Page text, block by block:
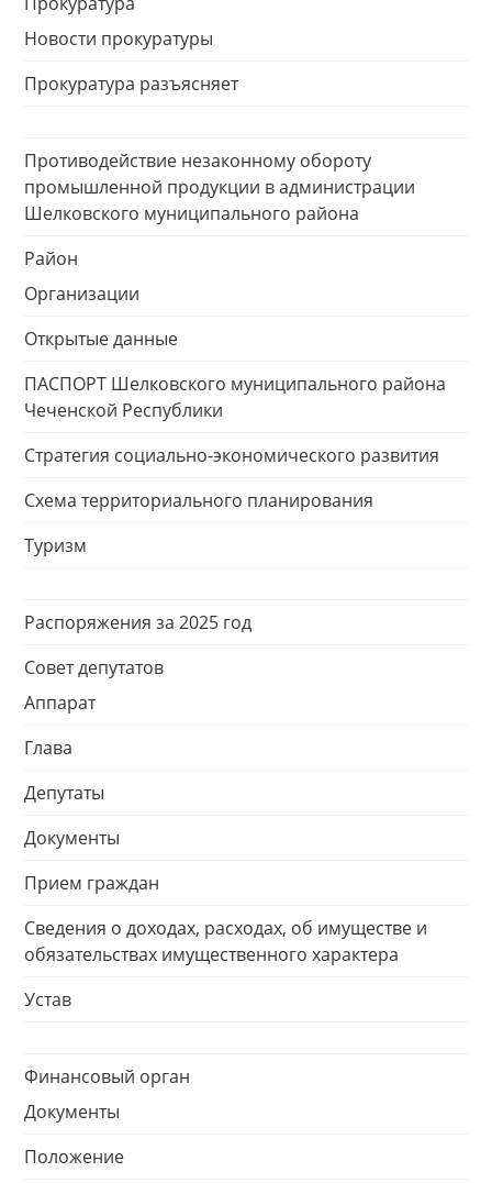
Новости прокуратуры
Прокуратура разъясняет
Противодействие незаконному обороту
промышленной продукции в администрации
Шелковского муниципального района
Район
Организации
Открытые данные
ПАСПОРТ Шелковского муниципального района
Чеченской Республики
Стратегия социально-экономического развития
Схема территориального планирования
Туризм
Распоряжения за 2025 год
Совет депутатов
Аппарат
Глава
Депутаты
Документы
Прием граждан
Сведения о доходах, расходах, об имуществе и
обязательствах имущественного характера
Устав
Финансовый орган
Документы
Положение